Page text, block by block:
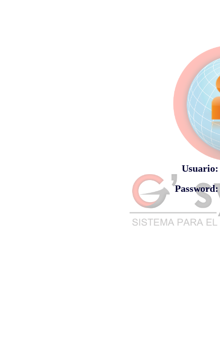
Usuario:
Password: